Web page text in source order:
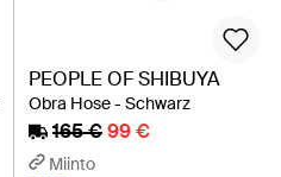
PEOPLE OF SHIBUYA
Obra Hose - Schwarz
165 €99 €
Miinto